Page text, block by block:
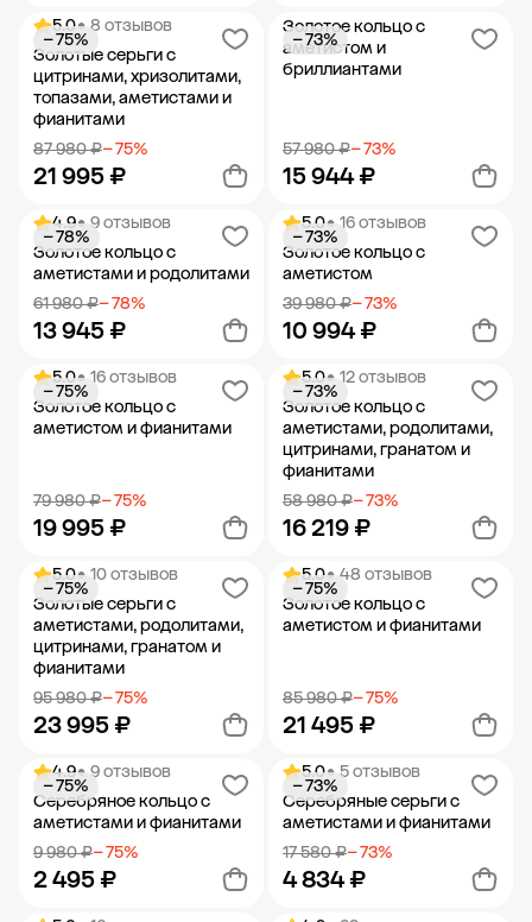
Добавить в корзину Добавить в корзину
5.0• 8 отзывов
Золотые серьги с
цитринами, хризолитами,
топазами, аметистами и
фианитами
87 980 ₽− 75%
21 995 ₽
− 75%
Добавить в корзину
Золотое кольцо с
аметистом и
бриллиантами
57 980 ₽− 73%
15 944 ₽
− 73%
Добавить в корзину
4.9• 9 отзывов
Золотое кольцо с
аметистами и родолитами
61 980 ₽− 78%
13 945 ₽
− 78%
Добавить в корзину
5.0• 16 отзывов
Золотое кольцо с
аметистом
39 980 ₽− 73%
10 994 ₽
− 73%
Добавить в корзину
5.0• 16 отзывов
Золотое кольцо с
аметистом и фианитами
79 980 ₽− 75%
19 995 ₽
− 75%
Добавить в корзину
5.0• 12 отзывов
Золотое кольцо с
аметистами, родолитами,
цитринами, гранатом и
фианитами
58 980 ₽− 73%
16 219 ₽
− 73%
Добавить в корзину
5.0• 10 отзывов
Золотые серьги с
аметистами, родолитами,
цитринами, гранатом и
фианитами
95 980 ₽− 75%
23 995 ₽
− 75%
Добавить в корзину
5.0• 48 отзывов
Золотое кольцо с
аметистом и фианитами
85 980 ₽− 75%
21 495 ₽
− 75%
Добавить в корзину
4.9• 9 отзывов
Серебряное кольцо с
аметистами и фианитами
9 980 ₽− 75%
2 495 ₽
− 75%
5.0• 5 отзывов
Серебряные серьги с
аметистами и фианитами
17 580 ₽− 73%
4 834 ₽
− 73%